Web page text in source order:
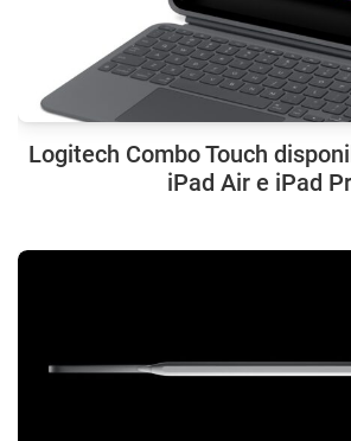
Logitech Combo Touch
iPad Air e iPad